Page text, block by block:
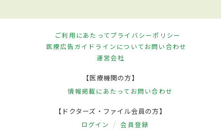
ご利用にあたってプライバシーポリシー
医療広告ガイドラインについてお問い合わせ
運営会社
【医療機関の方】
情報掲載にあたって お問い合わせ
【ドクターズ・ファイル会員の方】
ログイン 会員登録